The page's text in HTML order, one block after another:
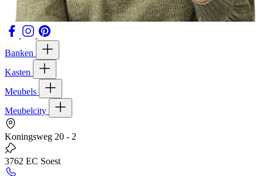
Banken
Kasten
Meubels
Meubelcity
Koningsweg 20 - 2
3762 EC Soest